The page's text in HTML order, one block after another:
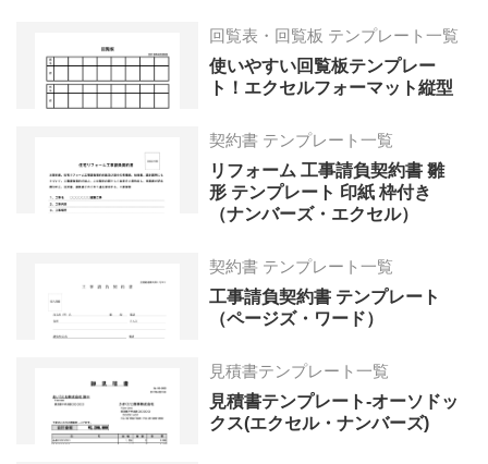
回覧表・回覧板 テンプレート一覧
使いやすい回覧板テンプレー
ト！エクセルフォーマット縦型
契約書 テンプレート一覧
リフォーム 工事請負契約書 雛
形 テンプレート 印紙 枠付き
（ナンバーズ・エクセル）
契約書 テンプレート一覧
工事請負契約書 テンプレート
（ページズ・ワード）
見積書テンプレート一覧
見積書テンプレート-オーソドッ
クス(エクセル・ナンバーズ)